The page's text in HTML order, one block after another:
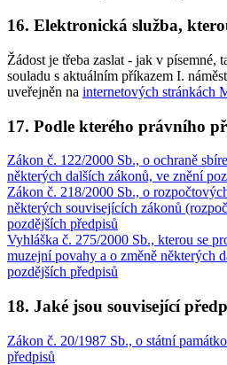
16. Elektronická služba,
Žádost je třeba zaslat - jak v písemné,
souladu s aktuálním příkazem I.
uveřejněn na internetových stránkách
17. Podle kterého právního
Zákon č. 122/2000 Sb., o ochraně
některých dalších zákonů, ve znění
Zákon č. 218/2000 Sb., o
některých souvisejících zákonů
pozdějších předpisů
Vyhláška č. 275/2000 Sb., kterou se
muzejní povahy a o změně některých
pozdějších předpisů
18. Jaké jsou související
Zákon č. 20/1987 Sb., o státní
předpisů